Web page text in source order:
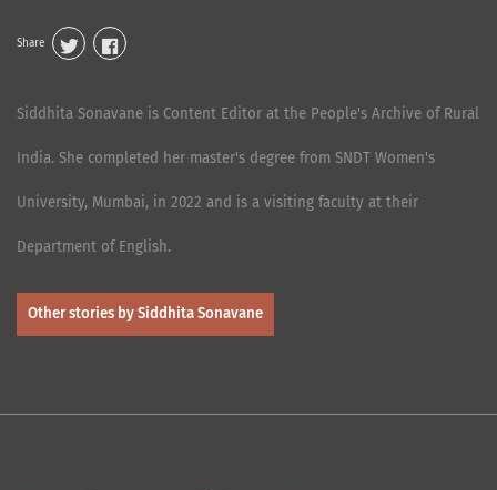
Share
Siddhita Sonavane is Content Editor at the People's Archive of Rural
India. She completed her master's degree from SNDT Women's
University, Mumbai, in 2022 and is a visiting faculty at their
Department of English.
Other stories by Siddhita Sonavane